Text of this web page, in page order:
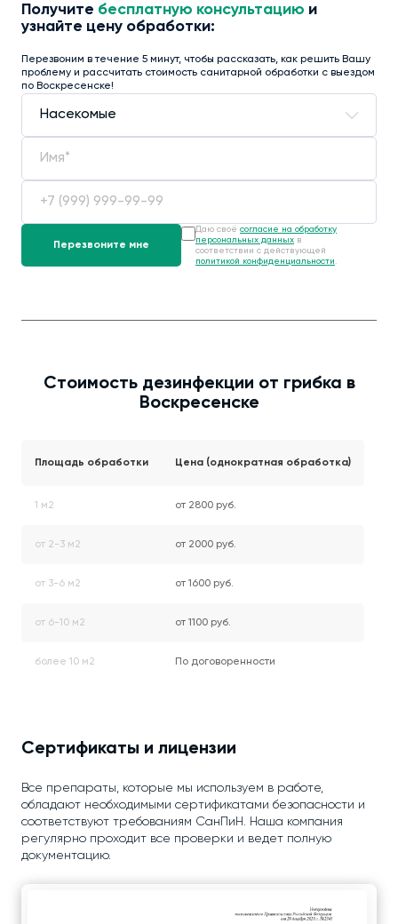
Получите бесплатную консультацию и
узнайте цену обработки:
Перезвоним в течение 5 минут, чтобы рассказать, как решить Вашу
проблему и рассчитать стоимость санитарной обработки с выездом
по Воскресенске!
Даю своё согласие на обработку
персональных данных в
соответствии с действующей
политикой конфиденциальности .
Стоимость дезинфекции от грибка в
Воскресенске
Площадь обработки Цена (однократная обработка)
1 м2 от 2800 руб.
от 2-3 м2 от 2000 руб.
от 3-6 м2 от 1600 руб.
от 6-10 м2 от 1100 руб.
более 10 м2 По договоренности
Сертификаты и лицензии
Все препараты, которые мы используем в работе,
обладают необходимыми сертификатами безопасности и
соответствуют требованиям СанПиН. Наша компания
регулярно проходит все проверки и ведет полную
документацию.